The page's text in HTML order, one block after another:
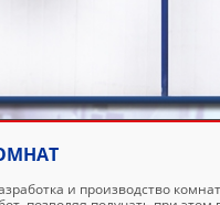
и производство